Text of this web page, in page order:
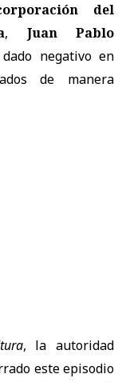
del
, Juan Pablo
negativo en
de manera
, la autoridad
este episodio